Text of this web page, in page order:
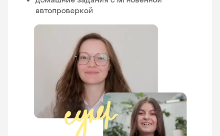
автопроверкой